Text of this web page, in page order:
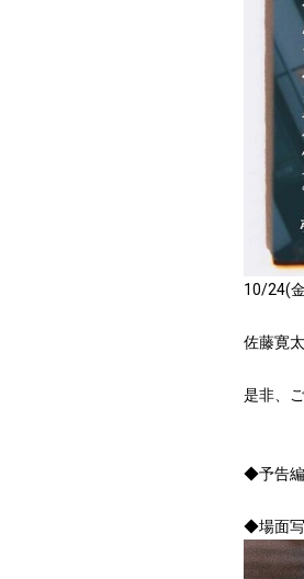
10/24(
佐藤寛
是非、
◆予告
◆場面